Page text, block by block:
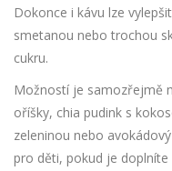
Dokonce i kávu lze
smetanou nebo trochou
cukru.
Možností je samozřejmě
oříšky, chia pudink s
zeleninou nebo
pro děti, pokud je